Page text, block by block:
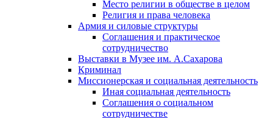
Место религии в обществе в целом
Религия и права человека
Армия и силовые структуры
Соглашения и практическое
сотрудничество
Выставки в Музее им. А.Сахарова
Криминал
Миссионерская и социальная деятельность
Иная социальная деятельность
Соглашения о социальном
сотрудничестве